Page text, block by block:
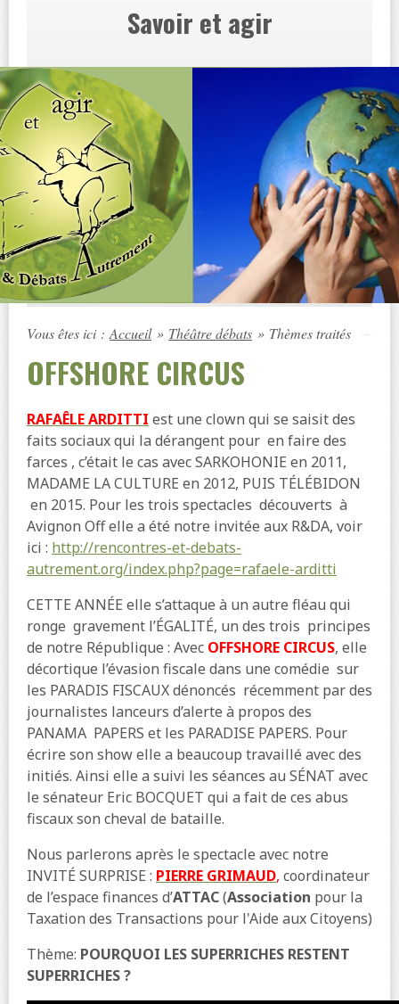
Savoir et agir
Vous êtes ici : Accueil » Théâtre débats » Thèmes traités
OFFSHORE CIRCUS
RAFAÊLE ARDITTI est une clown qui se saisit des
faits sociaux qui la dérangent pour en faire des
farces , c’était le cas avec SARKOHONIE en 2011,
MADAME LA CULTURE en 2012, PUIS TÉLÉBIDON
en 2015. Pour les trois spectacles découverts à
Avignon Off elle a été notre invitée aux R&DA, voir
ici : http://rencontres-et-debats-
autrement.org/index.php?page=rafaele-arditti
CETTE ANNÉE elle s’attaque à un autre fléau qui
ronge gravement l’ÉGALITÉ, un des trois principes
de notre République : Avec OFFSHORE CIRCUS, elle
décortique l’évasion fiscale dans une comédie sur
les PARADIS FISCAUX dénoncés récemment par des
journalistes lanceurs d’alerte à propos des
PANAMA PAPERS et les PARADISE PAPERS. Pour
écrire son show elle a beaucoup travaillé avec des
initiés. Ainsi elle a suivi les séances au SÉNAT avec
le sénateur Eric BOCQUET qui a fait de ces abus
fiscaux son cheval de bataille.
Nous parlerons après le spectacle avec notre
INVITÉ SURPRISE : PIERRE GRIMAUD, coordinateur
de l’espace finances d’ATTAC(Association pour la
Taxation des Transactions pour l'Aide aux Citoyens)
Thème: POURQUOI LES SUPERRICHES RESTENT
SUPERRICHES ?